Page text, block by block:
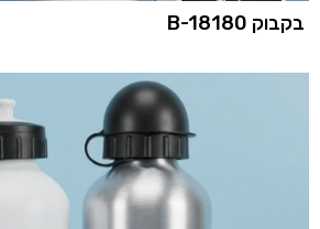
בקבוק B-18180